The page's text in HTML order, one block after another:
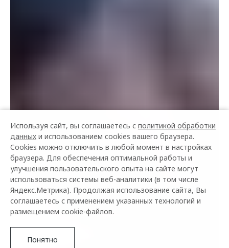
Используя сайт, вы соглашаетесь с политикой обработки
данных и использованием cookies вашего браузера.
Cookies можно отключить в любой момент в настройках
браузера. Для обеспечения оптимальной работы и
улучшения пользовательского опыта на сайте могут
использоваться системы веб-аналитики (в том числе
Яндекс.Метрика). Продолжая использование сайта, Вы
соглашаетесь с применением указанных технологий и
размещением cookie-файлов.
Понятно